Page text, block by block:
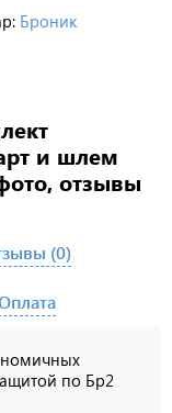
Броник
и шлем
отзывы
по Бр2
(0)